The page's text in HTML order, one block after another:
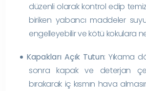
düzenli olarak kontrol edip
biriken yabancı maddeler
engelleyebilir ve kötü kokulara
Kapakları Açık Tutun: Yıkama
sonra kapak ve deterjan
bırakarak iç kısmın hava